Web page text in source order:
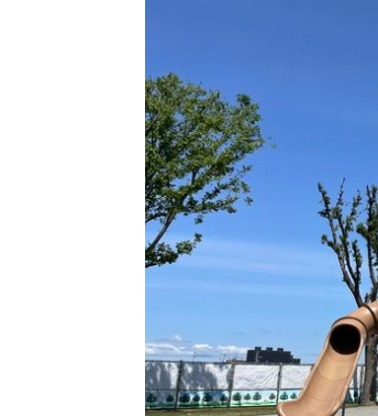
パートナーメディア
情報提
プライバシ